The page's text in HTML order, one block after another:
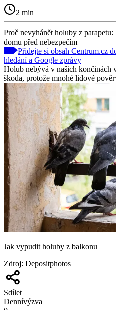
2 min
Proč nevyhánět holuby z
domu před nebezpečím
Přidejte si obsah Centrum.cz
hledání a Google zprávy
Holub nebývá v našich končinách
škoda, protože mnohé lidové
Jak vypudit holuby z balkonu
Zdroj: Depositphotos
Sdílet
Dennívýzva